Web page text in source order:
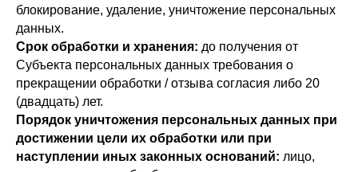
блокирование, удаление, уничтожение персональных
данных.
Срок обработки и хранения: до получения от
Субъекта персональных данных требования о
прекращении обработки / отзыва согласия либо 20
(двадцать) лет.
Порядок уничтожения персональных данных при
достижении цели их обработки или при
наступлении иных законных оснований: лицо,